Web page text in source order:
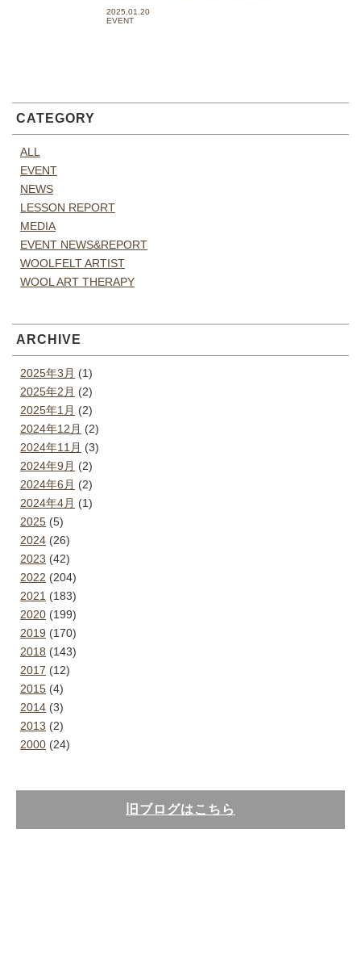
2025.01.20
EVENT
CATEGORY
ALL
EVENT
NEWS
LESSON REPORT
MEDIA
EVENT NEWS&REPORT
WOOLFELT ARTIST
WOOL ART THERAPY
ARCHIVE
2025年3月 (1)
2025年2月 (2)
2025年1月 (2)
2024年12月 (2)
2024年11月 (3)
2024年9月 (2)
2024年6月 (2)
2024年4月 (1)
2025 (5)
2024 (26)
2023 (42)
2022 (204)
2021 (183)
2020 (199)
2019 (170)
2018 (143)
2017 (12)
2015 (4)
2014 (3)
2013 (2)
2000 (24)
旧ブログはこちら